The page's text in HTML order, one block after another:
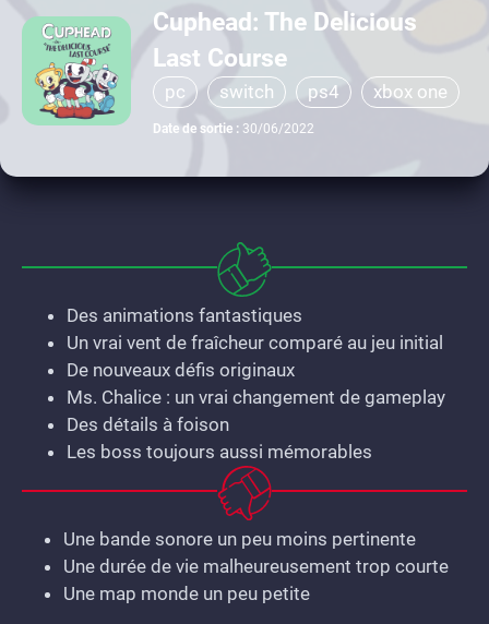
Cuphead: The Delicious
Last Course
pc switch ps4 xbox one
Date de sortie : 30/06/2022
Des animations fantastiques
Un vrai vent de fraîcheur comparé au jeu initial
De nouveaux défis originaux
Ms. Chalice : un vrai changement de gameplay
Des détails à foison
Les boss toujours aussi mémorables
Une bande sonore un peu moins pertinente
Une durée de vie malheureusement trop courte
Une map monde un peu petite